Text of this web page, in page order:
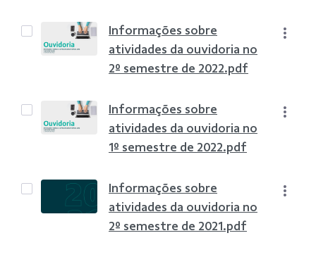
Informações sobre
atividades da ouvidoria no
2º semestre de 2022.pdf
Informações sobre
atividades da ouvidoria no
1º semestre de 2022.pdf
Informações sobre
atividades da ouvidoria no
2º semestre de 2021.pdf